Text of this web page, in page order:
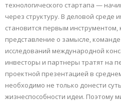
технологического стартапа —
через структуру. В деловой среде
становится первым
представление о замысле,
исследований международной
инвесторы и партнеры тратят на
проектной презентацией в
необходимо не только донести
жизнеспособности идеи. Поэтому